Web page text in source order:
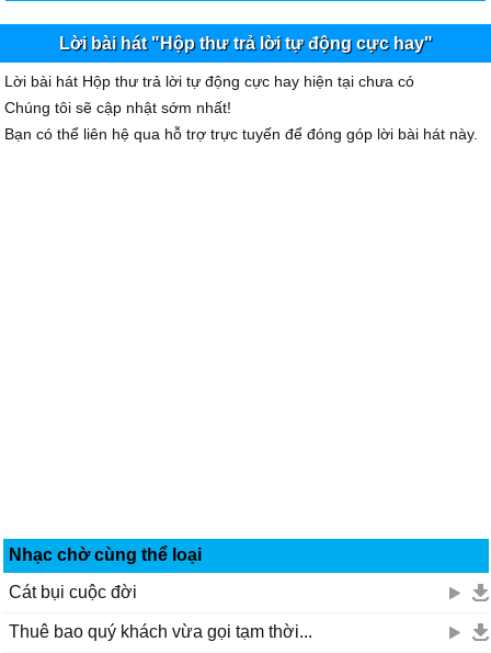
Lời bài hát "Hộp thư trả lời tự động cực hay"
Lời bài hát Hộp thư trả lời tự động cực hay hiện tại chưa có
Chúng tôi sẽ cập nhật sớm nhất!
Bạn có thể liên hệ qua hỗ trợ trực tuyến để đóng góp lời bài hát này.
Nhạc chờ cùng thể loại
Cát bụi cuộc đời
Thuê bao quý khách vừa gọi tạm thời...